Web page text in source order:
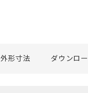
外形寸法 ダウンロ